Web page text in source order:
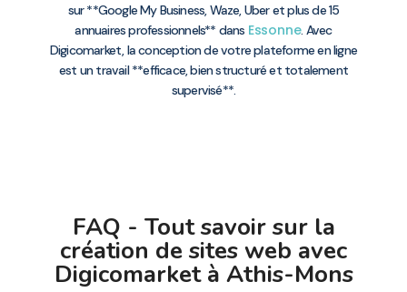
sur **Google My Business, Waze, Uber et plus de 15
annuaires professionnels** dans Essonne. Avec
Digicomarket, la conception de votre plateforme en ligne
est un travail **efficace, bien structuré et totalement
supervisé**.
FAQ - Tout savoir sur la
création de sites web avec
Digicomarket à Athis-Mons